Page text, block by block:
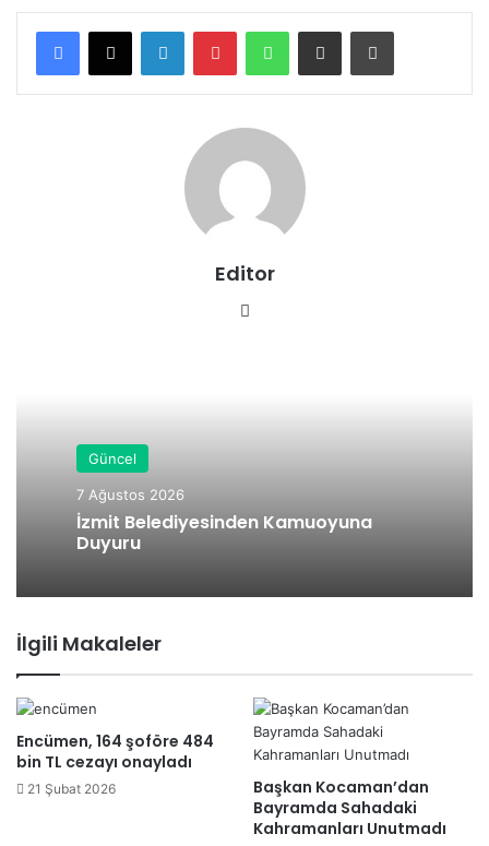
Editor
Güncel
7 Ağustos 2026
İzmit Belediyesinden Kamuoyuna
Duyuru
İlgili Makaleler
Encümen, 164 şoföre 484
bin TL cezayı onayladı
21 Şubat 2026
Başkan Kocaman’dan
Bayramda Sahadaki
Kahramanları Unutmadı